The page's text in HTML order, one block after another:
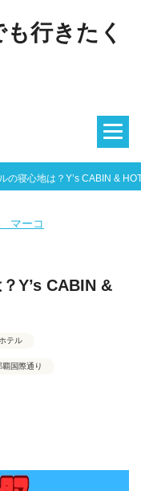
行きたく
の寝心地は？Y’s CABIN &
マーコ
Y’s CABIN &
テル
国際通り